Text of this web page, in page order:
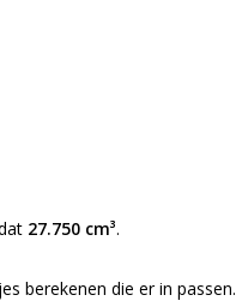
27.750 cm³.
berekenen die er in passen.